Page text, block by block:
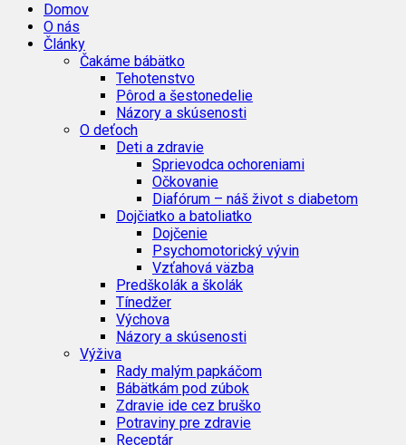
Domov
O nás
Články
Čakáme bábätko
Tehotenstvo
Pôrod a šestonedelie
Názory a skúsenosti
O deťoch
Deti a zdravie
Sprievodca ochoreniami
Očkovanie
Diafórum – náš život s diabetom
Dojčiatko a batoliatko
Dojčenie
Psychomotorický vývin
Vzťahová väzba
Predškolák a školák
Tínedžer
Výchova
Názory a skúsenosti
Výživa
Rady malým papkáčom
Bábätkám pod zúbok
Zdravie ide cez bruško
Potraviny pre zdravie
Receptár